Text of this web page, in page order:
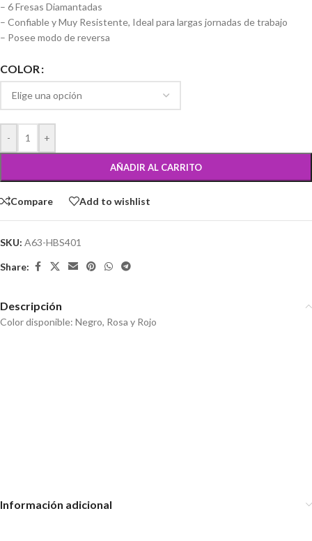
– 6 Fresas Diamantadas
– Confiable y Muy Resistente, Ideal para largas jornadas de trabajo
– Posee modo de reversa
COLOR
- +
AÑADIR AL CARRITO
Compare Add to wishlist
SKU: A63-HBS401
Share:
Descripción
Color disponible: Negro, Rosa y Rojo
Información adicional